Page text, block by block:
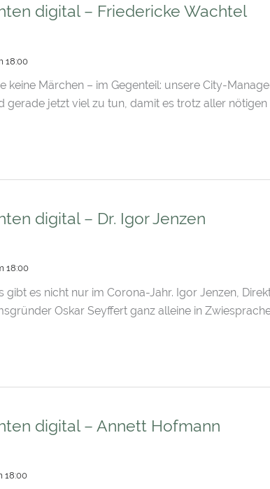
digital – Friedericke Wachtel
18:00
keine Märchen – im Gegenteil: unsere City-
gerade jetzt viel zu tun, damit es trotz aller
digital – Dr. Igor Jenzen
18:00
gibt es nicht nur im Corona-Jahr. Igor Jenzen,
Oskar Seyffert ganz alleine in
digital – Annett Hofmann
18:00